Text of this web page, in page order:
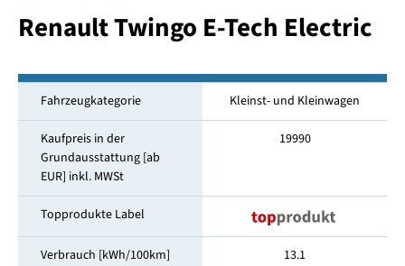
Renault Twingo E-Tech Electric
Fahrzeugkategorie Kleinst- und Kleinwagen
Kaufpreis in der
Grundausstattung [ab
EUR] inkl. MWSt
19990
Topprodukte Label
Verbrauch [kWh/100km] 13.1